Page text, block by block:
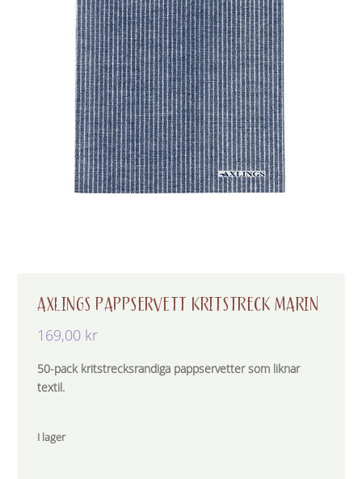
AXLINGS PAPPSERVETT KRITSTRECK MARIN
169,00 kr
50-pack kritstrecksrandiga pappservetter som liknar
textil.
I lager